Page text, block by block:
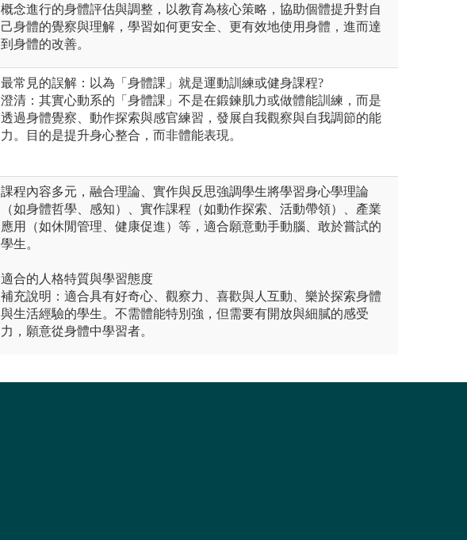
概念進行的身體評估與調整，以教育為核心策略，協助個體提升對自
己身體的覺察與理解，學習如何更安全、更有效地使用身體，進而達
到身體的改善。
最常見的誤解：以為「身體課」就是運動訓練或健身課程?
澄清：其實心動系的「身體課」不是在鍛鍊肌力或做體能訓練，而是
透過身體覺察、動作探索與感官練習，發展自我觀察與自我調節的能
力。目的是提升身心整合，而非體能表現。
課程內容多元，融合理論、實作與反思強調學生將學習身心學理論
（如身體哲學、感知）、實作課程（如動作探索、活動帶領）、產業
應用（如休閒管理、健康促進）等，適合願意動手動腦、敢於嘗試的
學生。
適合的人格特質與學習態度
補充說明：適合具有好奇心、觀察力、喜歡與人互動、樂於探索身體
與生活經驗的學生。不需體能特別強，但需要有開放與細膩的感受
力，願意從身體中學習者。